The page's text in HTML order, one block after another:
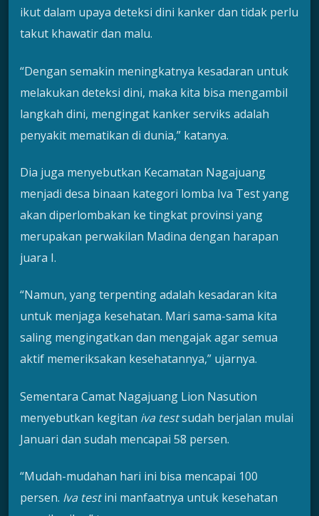
ikut dalam upaya deteksi dini kanker dan tidak perlu
takut khawatir dan malu.
“Dengan semakin meningkatnya kesadaran untuk
melakukan deteksi dini, maka kita bisa mengambil
langkah dini, mengingat kanker serviks adalah
penyakit mematikan di dunia,” katanya.
Dia juga menyebutkan Kecamatan Nagajuang
menjadi desa binaan kategori lomba Iva Test yang
akan diperlombakan ke tingkat provinsi yang
merupakan perwakilan Madina dengan harapan
juara I.
“Namun, yang terpenting adalah kesadaran kita
untuk menjaga kesehatan. Mari sama-sama kita
saling mengingatkan dan mengajak agar semua
aktif memeriksakan kesehatannya,” ujarnya.
Sementara Camat Nagajuang Lion Nasution
menyebutkan kegitan iva testsudah berjalan mulai
Januari dan sudah mencapai 58 persen.
“Mudah-mudahan hari ini bisa mencapai 100
persen. Iva testini manfaatnya untuk kesehatan